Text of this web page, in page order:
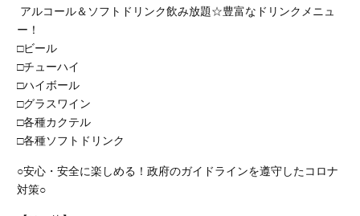
アルコール＆ソフトドリンク飲み放題☆豊富なドリンクメニュ
ー！
□ビール
□チューハイ
□ハイボール
□グラスワイン
□各種カクテル
□各種ソフトドリンク
○安心・安全に楽しめる！政府のガイドラインを遵守したコロナ
対策○